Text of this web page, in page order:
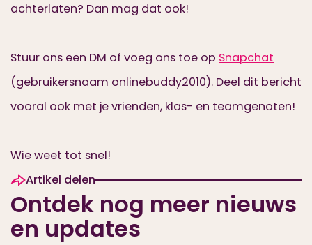
achterlaten? Dan mag dat ook!
Stuur ons een DM of voeg ons toe op Snapchat
(gebruikersnaam onlinebuddy2010). Deel dit bericht
vooral ook met je vrienden, klas- en teamgenoten!
Wie weet tot snel!
Artikel delen
Ontdek nog meer nieuws
en updates